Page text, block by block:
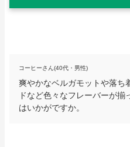
コーヒーさん(40代・男性)
爽やかなベルガモットや落ち
ドなど色々なフレーバーが
はいかがですか。